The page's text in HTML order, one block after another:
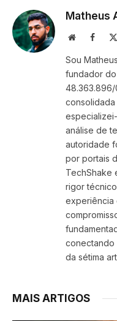
Matheus
Website
Sou
fundador do
48.363.896/
consolidada
análise de
autoridade
por portais
TechShake
rigor
experiência
conectando
da sétima
MAIS ARTIGOS